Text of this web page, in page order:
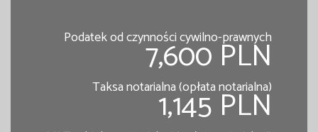
Podatek od czynności cywilno-prawnych
7,600 PLN
Taksa notarialna (opłata notarialna)
1,145 PLN